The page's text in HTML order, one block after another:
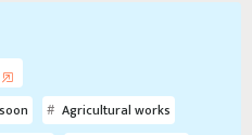
Agricultural works